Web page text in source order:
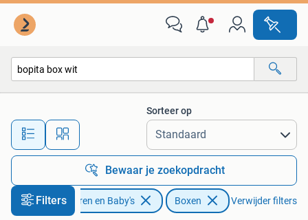
Alle afstanden…
Sorteer op
Bewaar je zoekopdracht
FiltersKinderen en Baby's Boxen Verwijder filters